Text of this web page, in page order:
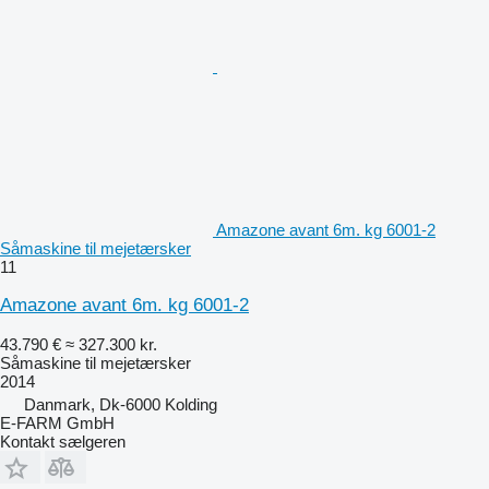
Amazone avant 6m. kg 6001-2
Såmaskine til mejetærsker
11
Amazone avant 6m. kg 6001-2
43.790 € ≈ 327.300 kr.
Såmaskine til mejetærsker
2014
Danmark, Dk-6000 Kolding
E-FARM GmbH
Kontakt sælgeren